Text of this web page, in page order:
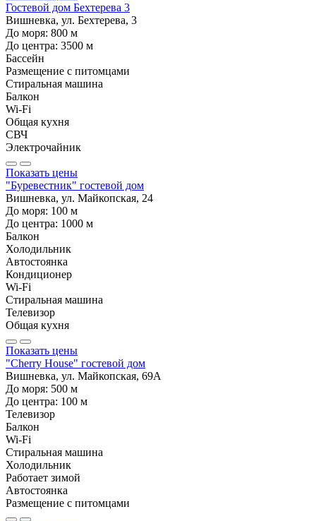
Гостевой дом Бехтерева 3
Вишневка, ул. Бехтерева, 3
До моря: 800 м
До центра: 3500 м
Бассейн
Размещение с питомцами
Стиральная машина
Балкон
Wi-Fi
Общая кухня
СВЧ
Электрочайник
Показать цены
"Буревестник" гостевой дом
Вишневка, ул. Майкопская, 24
До моря: 100 м
До центра: 1000 м
Балкон
Холодильник
Автостоянка
Кондиционер
Wi-Fi
Стиральная машина
Телевизор
Общая кухня
Показать цены
"Cherry House" гостевой дом
Вишневка, ул. Майкопская, 69А
До моря: 500 м
До центра: 100 м
Телевизор
Балкон
Wi-Fi
Стиральная машина
Холодильник
Работает зимой
Автостоянка
Размещение с питомцами